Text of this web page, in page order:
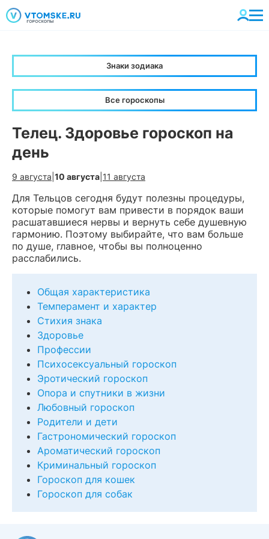
Знаки зодиака
Телец. Здоровье гороскоп на
день
9 августа 10 августа 11 августа
Для Тельцов сегодня будут полезны процедуры,
которые помогут вам привести в порядок ваши
расшатавшиеся нервы и вернуть себе душевную
гармонию. Поэтому выбирайте, что вам больше
по душе, главное, чтобы вы полноценно
расслабились.
Общая характеристика
Темперамент и характер
Стихия знака
Здоровье
Профессии
Психосексуальный гороскоп
Эротический гороскоп
Опора и спутники в жизни
Любовный гороскоп
Родители и дети
Гастрономический гороскоп
Ароматический гороскоп
Криминальный гороскоп
Гороскоп для кошек
Гороскоп для собак
Все гороскопы